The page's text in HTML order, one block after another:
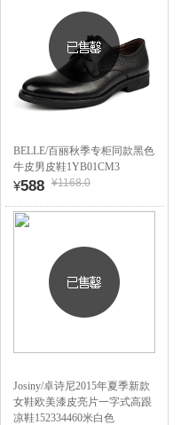
BELLE/百丽秋季专柜同款黑色
牛皮男皮鞋1YB01CM3
¥588 ¥1168.0
Josiny/卓诗尼2015年夏季新款
女鞋欧美漆皮亮片一字式高跟
凉鞋152334460米白色